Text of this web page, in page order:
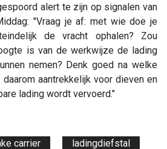
alert te zijn op signalen van
"Vraag je af: met wie doe je
de vracht ophalen? Zou
is van de werkwijze de lading
nemen? Denk goed na welke
aantrekkelijk voor dieven en
lading wordt vervoerd."
carrier ladingdiefstal